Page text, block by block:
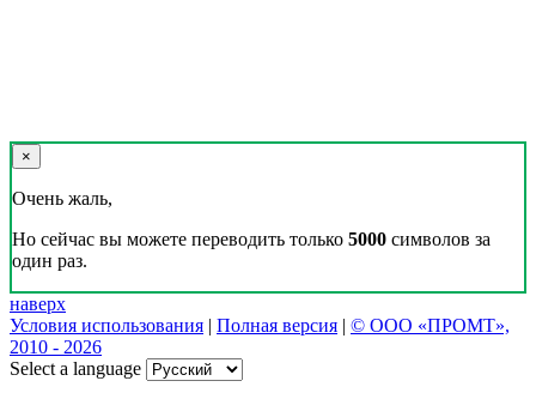
×
Очень жаль,
Но сейчас вы можете переводить только 5000 символов за
один раз.
наверх
Условия использования | Полная версия | © ООО «ПРОМТ»,
2010 - 2026
Select a language